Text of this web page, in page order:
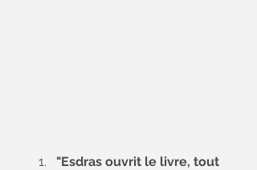
"Esdras ouvrit le livre, tout